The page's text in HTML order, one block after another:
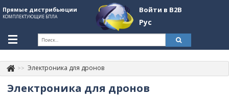
Прямые дистрибьюции
КОМПЛЕКТУЮЩИЕ БПЛА
Войти в B2B
Рус
+380507774092 Контакты
Электроника для дронов
Электроника для дронов